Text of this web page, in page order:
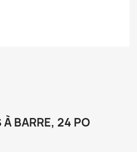
BARRE, 24 PO